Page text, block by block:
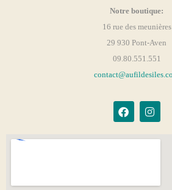
Notre boutique:
16 rue des meunières
29 930 Pont-Aven
09.80.551.551